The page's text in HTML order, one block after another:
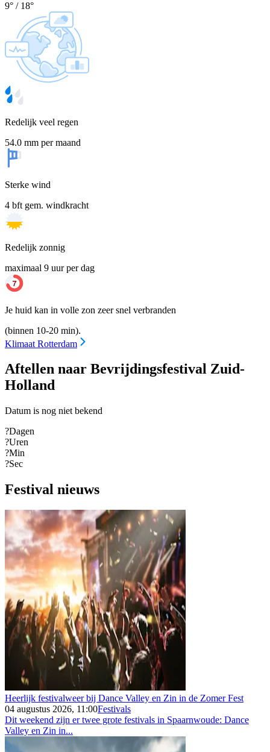
9° / 18°
Redelijk veel regen
54.0 mm per maand
Sterke wind
4 bft gem. windkracht
Redelijk zonnig
maximaal 9 uur per dag
Je huid kan in volle zon zeer snel verbranden
(binnen 10-20 min).
Klimaat Rotterdam
Aftellen naar Bevrijdingsfestival Zuid-
Holland
Datum is nog niet bekend
?Dagen
?Uren
?Min
?Sec
Festival nieuws
Heerlijk festivalweer bij Dance Valley en Zin in de Zomer Fest
04 augustus 2026, 11:00Festivals
Dit weekend zijn er twee grote festivals in Spaarnwoude: Dance
Valley en Zin in...